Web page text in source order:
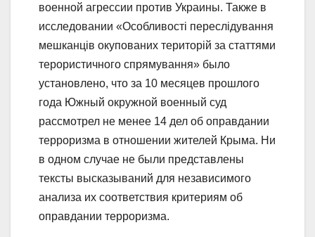
военной агрессии против Украины. Также в
исследовании «Особливості переслідування
мешканців окупованих територій за статтями
терористичного спрямування» было
установлено, что за 10 месяцев прошлого
года Южный окружной военный суд
рассмотрел не менее 14 дел об оправдании
терроризма в отношении жителей Крыма. Ни
в одном случае не были представлены
тексты высказываний для независимого
анализа их соответствия критериям об
оправдании терроризма.